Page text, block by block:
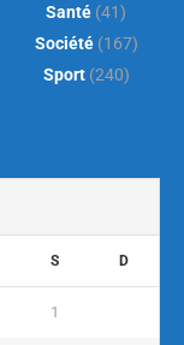
Santé (41)
Société(167)
Sport(240)
S D
1